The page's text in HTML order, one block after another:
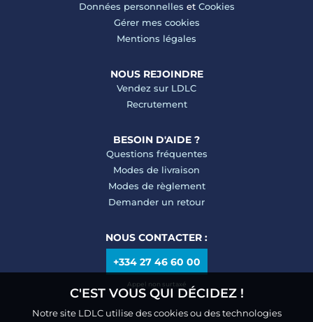
Données personnelles et Cookies
Gérer mes cookies
Mentions légales
NOUS REJOINDRE
Vendez sur LDLC
Recrutement
BESOIN D'AIDE ?
Questions fréquentes
Modes de livraison
Modes de règlement
Demander un retour
NOUS CONTACTER :
+334 27 46 60 00
Appel non surtaxé
C'EST VOUS QUI DÉCIDEZ !
Notre site LDLC utilise des cookies ou des technologies